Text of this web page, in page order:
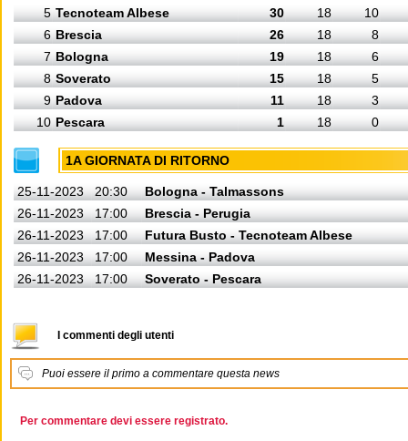
5 Tecnoteam Albese 30 18
10
6 Brescia 26 18
8
7 Bologna 19 18
6
8 Soverato 15 18
5
9 Padova 11 18
3
10 Pescara 1 18 0
1A GIORNATA DI RITORNO
25-11-2023 20:30
Bologna - Talmassons
26-11-2023
17:00
Brescia - Perugia
26-11-2023
17:00
Futura Busto - Tecnoteam Albese
26-11-2023
17:00
Messina - Padova
26-11-2023
17:00 Soverato - Pescara
I commenti degli utenti
Puoi essere il primo a commentare questa news
Per commentare devi essere registrato.